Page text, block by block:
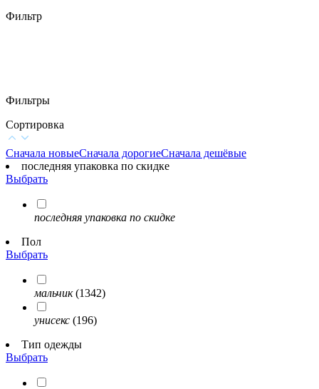
Фильтр
Фильтры
Сортировка
Сначала новыеСначала дорогиеСначала дешёвые
последняя упаковка по скидке
Выбрать
последняя упаковка по скидке
Пол
Выбрать
мальчик(1342)
унисекс (196)
Тип одежды
Выбрать